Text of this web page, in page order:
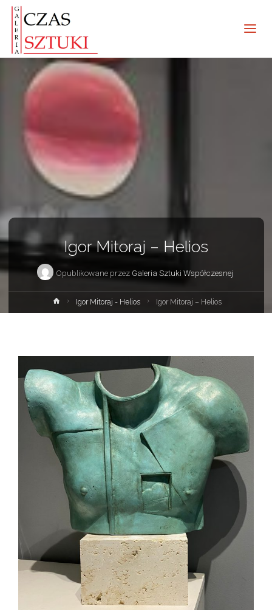
Igor Mitoraj – Helios
Opublikowane przez Galeria Sztuki Współczesnej
Strona
główna
Igor Mitoraj - Helios Igor Mitoraj – Helios